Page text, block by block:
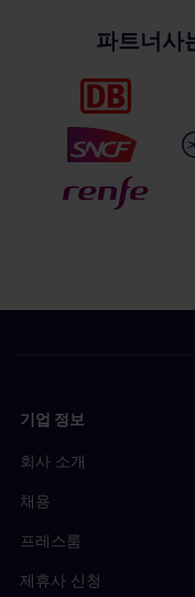
파트너사
기업 정보
회사 소개
채용
프레스룸
제휴사 신청